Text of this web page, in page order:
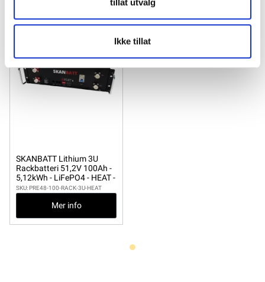
tillat utvalg
Ikke tillat
SKANBATT Lithium 3U
Rackbatteri 51,2V 100Ah -
5,12kWh - LiFePO4 - HEAT -
OTA
SKU: PRE48-100-RACK-3U-HEAT
Mer info